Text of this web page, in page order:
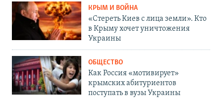
КРЫМ И ВОЙНА
«Стереть Киев с лица земли». Кто
в Крыму хочет уничтожения
Украины
ОБЩЕСТВО
Как Россия «мотивирует»
крымских абитуриентов
поступать в вузы Украины